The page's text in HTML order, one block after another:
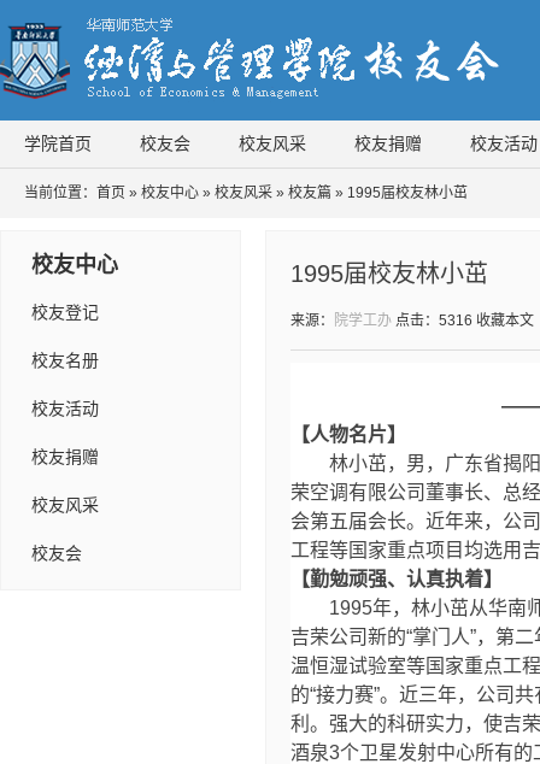
学院首页 校友会 校友风采 校友捐赠 校友活动
当前位置： 首页 » 校友中心 » 校友风采 » 校友篇 » 1995届校友林小茁
校友中心
校友登记
校友名册
校友活动
校友捐赠
校友风采
校友会
1995届校友林小茁
来源： 院学工办 点击： 5316 收藏本文
——
【人物名片】
林小茁，男，广东省揭
荣空调有限公司董事长、总
会第五届会长。近年来，公
工程等国家重点项目均选用
【勤勉顽强、认真执着】
1995年，林小茁从华南
吉荣公司新的“掌门人”，第
温恒湿试验室等国家重点工
的“接力赛”。近三年，公司共
利。强大的科研实力，使吉
酒泉3个卫星发射中心所有